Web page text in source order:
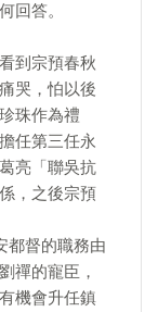
回答。
到宗預春秋
哭，怕以後
珠作為禮
任第三任永
亮「聯吳抗
，之後宗預
都督的職務由
禪的寵臣，
機會升任鎮